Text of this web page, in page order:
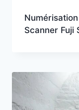
Scanner Fuji